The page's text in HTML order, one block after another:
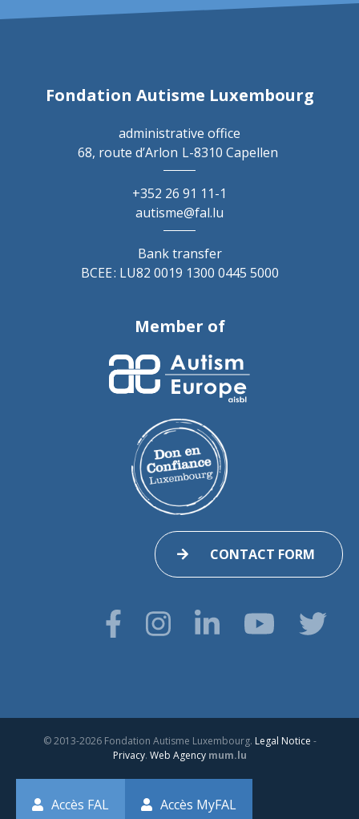
Fondation Autisme Luxembourg
administrative office
68, route d’Arlon L-8310 Capellen
+352 26 91 11-1
autisme@fal.lu
Bank transfer
BCEE : LU82 0019 1300 0445 5000
Member of
CONTACT FORM
© 2013-2026 Fondation Autisme Luxembourg. Legal Notice -
Privacy. Web Agency mum.lu
Accès FAL Accès MyFAL